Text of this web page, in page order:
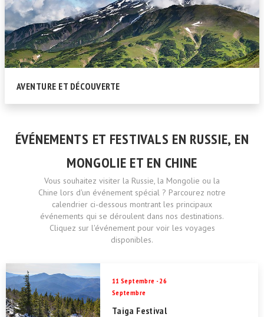
AVENTURE ET DÉCOUVERTE
ÉVÉNEMENTS ET FESTIVALS EN RUSSIE, EN
MONGOLIE ET EN CHINE
Vous souhaitez visiter la Russie, la Mongolie ou la
Chine lors d'un événement spécial ? Parcourez notre
calendrier ci-dessous montrant les principaux
événements qui se déroulent dans nos destinations.
Cliquez sur l'événement pour voir les voyages
disponibles.
11 Septembre - 26
Septembre
Taiga Festival